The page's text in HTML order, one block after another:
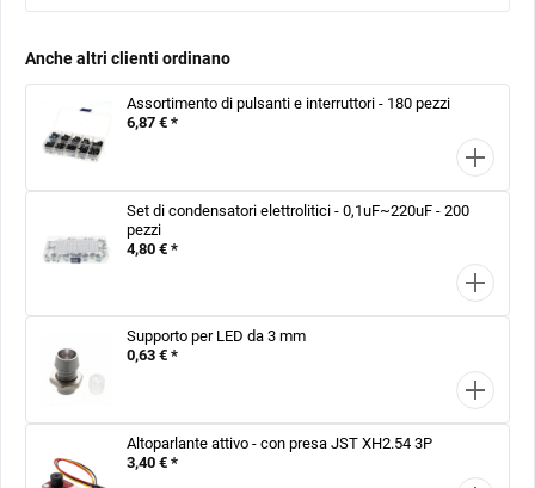
Anche altri clienti ordinano
Assortimento di pulsanti e interruttori - 180 pezzi
6,87 € *
Set di condensatori elettrolitici - 0,1uF~220uF - 200
pezzi
4,80 € *
Supporto per LED da 3 mm
0,63 € *
Altoparlante attivo - con presa JST XH2.54 3P
3,40 € *